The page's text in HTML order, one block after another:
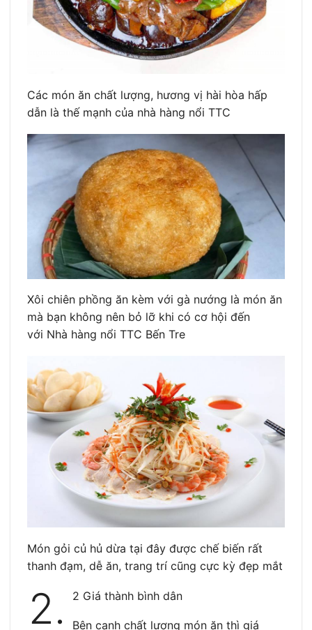
Các món ăn chất lượng, hương vị hài hòa hấp
dẫn là thế mạnh của nhà hàng nổi TTC
Xôi chiên phồng ăn kèm với gà nướng là món ăn
mà bạn không nên bỏ lỡ khi có cơ hội đến
với Nhà hàng nổi TTC Bến Tre
Món gỏi củ hủ dừa tại đây được chế biến rất
thanh đạm, dễ ăn, trang trí cũng cực kỳ đẹp mắt
2. 2 Giá thành bình dân
Bên cạnh chất lượng món ăn thì giá